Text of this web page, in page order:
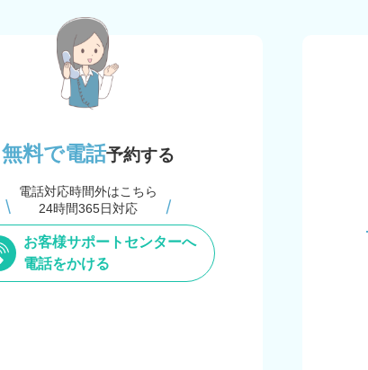
無料で電話予約する
電話対応時間外はこちら
24時間365日対応
お客様サポートセンターへ
電話をかける